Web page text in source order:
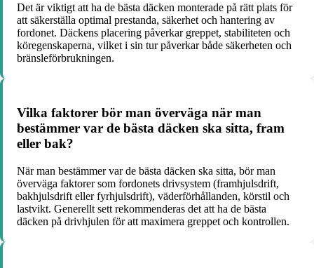
Det är viktigt att ha de bästa däcken monterade på rätt plats för
att säkerställa optimal prestanda, säkerhet och hantering av
fordonet. Däckens placering påverkar greppet, stabiliteten och
köregenskaperna, vilket i sin tur påverkar både säkerheten och
bränsleförbrukningen.
Vilka faktorer bör man överväga när man
bestämmer var de bästa däcken ska sitta, fram
eller bak?
När man bestämmer var de bästa däcken ska sitta, bör man
överväga faktorer som fordonets drivsystem (framhjulsdrift,
bakhjulsdrift eller fyrhjulsdrift), väderförhållanden, körstil och
lastvikt. Generellt sett rekommenderas det att ha de bästa
däcken på drivhjulen för att maximera greppet och kontrollen.